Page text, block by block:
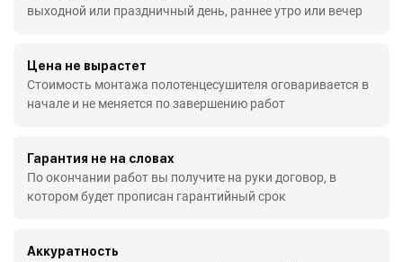
выходной или праздничный день, раннее утро или вечер
Цена не вырастет
Стоимость монтажа полотенцесушителя оговаривается в
начале и не меняется по завершению работ
Гарантия не на словах
По окончании работ вы получите на руки договор, в
котором будет прописан гарантийный срок
Аккуратность